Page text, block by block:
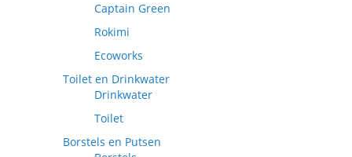
Captain Green
Rokimi
Ecoworks
Toilet en Drinkwater
Drinkwater
Toilet
Borstels en Putsen